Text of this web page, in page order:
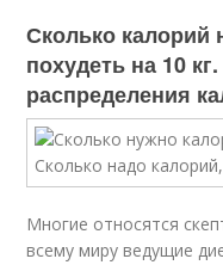
Сколько калорий
похудеть на 10
распределения
Многие относятся
всему миру ведущие